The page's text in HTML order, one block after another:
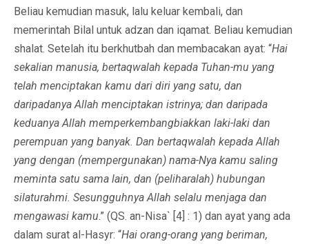
Beliau kemudian masuk, lalu keluar kembali, dan
memerintah Bilal untuk adzan dan iqamat. Beliau kemudian
shalat. Setelah itu berkhutbah dan membacakan ayat: “Hai
sekalian manusia, bertaqwalah kepada Tuhan-mu yang
telah menciptakan kamu dari diri yang satu, dan
daripadanya Allah menciptakan istrinya; dan daripada
keduanya Allah memperkembangbiakkan laki-laki dan
perempuan yang banyak. Dan bertaqwalah kepada Allah
yang dengan (mempergunakan) nama-Nya kamu saling
meminta satu sama lain, dan (peliharalah) hubungan
silaturahmi. Sesungguhnya Allah selalu menjaga dan
mengawasi kamu.” (QS. an-Nisa` [4] : 1) dan ayat yang ada
dalam surat al-Hasyr: “Hai orang-orang yang beriman,